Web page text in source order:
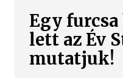
Egy
lett az Év
mutatjuk!